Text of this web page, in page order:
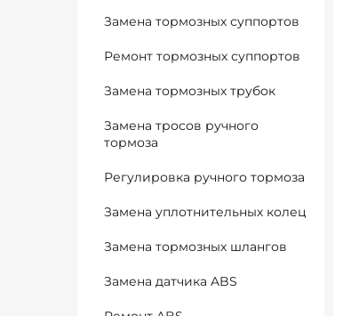
Замена тормозных суппортов
Ремонт тормозных суппортов
Замена тормозных трубок
Замена тросов ручного
тормоза
Регулировка ручного тормоза
Замена уплотнительных колец
Замена тормозных шлангов
Замена датчика ABS